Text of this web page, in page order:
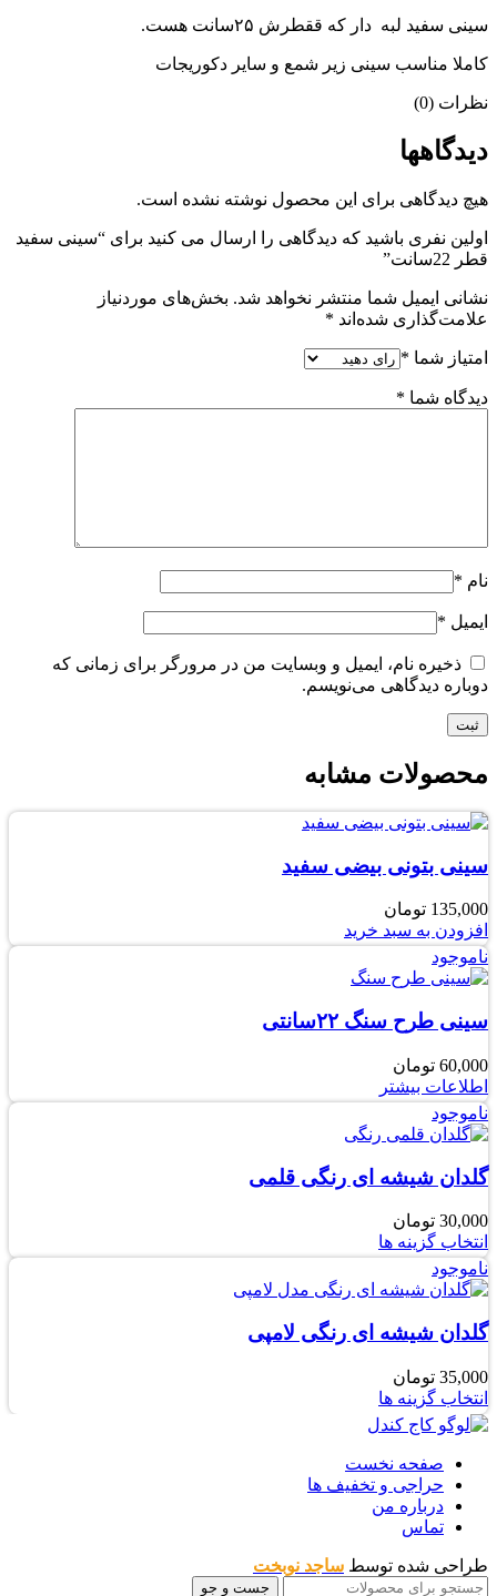
سینی سفید لبه دار که ققطرش ۲۵سانت هست.
کاملا مناسب سینی زیر شمع و سایر دکوریجات
نظرات (0)
دیدگاهها
هیچ دیدگاهی برای این محصول نوشته نشده است.
اولین نفری باشید که دیدگاهی را ارسال می کنید برای “سینی سفید
قطر 22سانت”
نشانی ایمیل شما منتشر نخواهد شد. بخش‌های موردنیاز
علامت‌گذاری شده‌اند *
امتیاز شما *
دیدگاه شما *
نام *
ایمیل *
ذخیره نام، ایمیل و وبسایت من در مرورگر برای زمانی که
دوباره دیدگاهی می‌نویسم.
محصولات مشابه
سینی بتونی بیضی سفید
135,000 تومان
افزودن به سبد خرید
ناموجود
سینی طرح سنگ ۲۲سانتی
60,000 تومان
اطلاعات بیشتر
ناموجود
گلدان شیشه ای رنگی قلمی
30,000 تومان
انتخاب گزینه ها
محصول
دارای
انواع
مختلفی
می
ها
ممکن
در
صفحه
محصول
شوند
ناموجود
گلدان شیشه ای رنگی لامپی
35,000 تومان
انتخاب گزینه ها
محصول
دارای
انواع
مختلفی
می
ها
ممکن
صفحه نخست
حراجی و تخفیف ها
درباره من
تماس
طراحی شده توسط ساجد نوبخت
جست و جو